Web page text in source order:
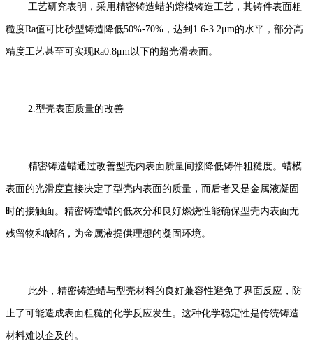
工艺研究表明，采用精密铸造蜡的熔模铸造工艺，其铸件表面粗
糙度Ra值可比砂型铸造降低50%-70%，达到1.6-3.2μm的水平，部分高
精度工艺甚至可实现Ra0.8μm以下的超光滑表面。
2.型壳表面质量的改善
精密铸造蜡通过改善型壳内表面质量间接降低铸件粗糙度。蜡模
表面的光滑度直接决定了型壳内表面的质量，而后者又是金属液凝固
时的接触面。精密铸造蜡的低灰分和良好燃烧性能确保型壳内表面无
残留物和缺陷，为金属液提供理想的凝固环境。
此外，精密铸造蜡与型壳材料的良好兼容性避免了界面反应，防
止了可能造成表面粗糙的化学反应发生。这种化学稳定性是传统铸造
材料难以企及的。